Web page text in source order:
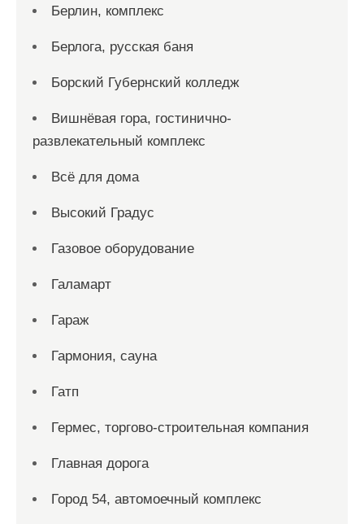
Берлин, комплекс
Берлога, русская баня
Борский Губернский колледж
Вишнёвая гора, гостинично-
развлекательный комплекс
Всё для дома
Высокий Градус
Газовое оборудование
Галамарт
Гараж
Гармония, сауна
Гатп
Гермес, торгово-строительная компания
Главная дорога
Город 54, автомоечный комплекс